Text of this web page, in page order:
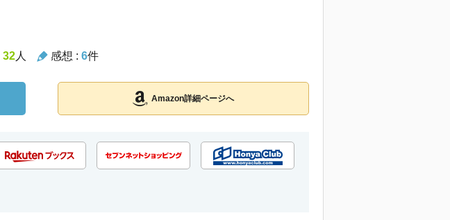
32人 感想 : 6件
Amazon詳細ページへ